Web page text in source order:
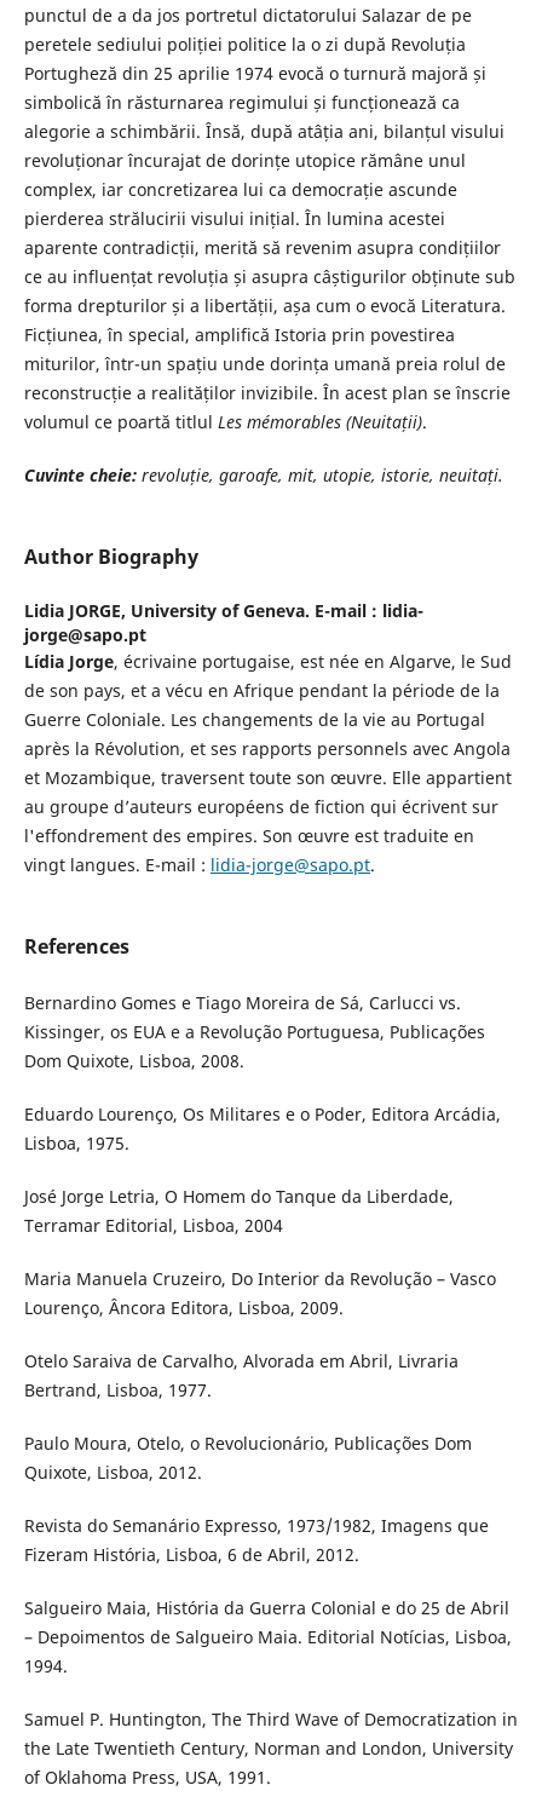
punctul de a da jos portretul dictatorului Salazar de pe
peretele sediului poliției politice la o zi după Revoluția
Portugheză din 25 aprilie 1974 evocă o turnură majoră și
simbolică în răsturnarea regimului și funcționează ca
alegorie a schimbării. Însă, după atâția ani, bilanțul visului
revoluționar încurajat de dorințe utopice rămâne unul
complex, iar concretizarea lui ca democrație ascunde
pierderea strălucirii visului inițial. În lumina acestei
aparente contradicții, merită să revenim asupra condițiilor
ce au influențat revoluția și asupra câștigurilor obținute sub
forma drepturilor și a libertății, așa cum o evocă Literatura.
Ficțiunea, în special, amplifică Istoria prin povestirea
miturilor, într-un spațiu unde dorința umană preia rolul de
reconstrucție a realităților invizibile. În acest plan se înscrie
volumul ce poartă titlul Les mémorables (Neuitații).
Cuvinte cheie: revoluție, garoafe, mit, utopie, istorie, neuitați.
Author Biography
Lidia JORGE, University of Geneva. E-mail : lidia-
jorge@sapo.pt
Lídia Jorge, écrivaine portugaise, est née en Algarve, le Sud
de son pays, et a vécu en Afrique pendant la période de la
Guerre Coloniale. Les changements de la vie au Portugal
après la Révolution, et ses rapports personnels avec Angola
et Mozambique, traversent toute son œuvre. Elle appartient
au groupe d’auteurs européens de fiction qui écrivent sur
l'effondrement des empires. Son œuvre est traduite en
vingt langues. E-mail : lidia-jorge@sapo.pt.
References
Bernardino Gomes e Tiago Moreira de Sá, Carlucci vs.
Kissinger, os EUA e a Revolução Portuguesa, Publicações
Dom Quixote, Lisboa, 2008.
Eduardo Lourenço, Os Militares e o Poder, Editora Arcádia,
Lisboa, 1975.
José Jorge Letria, O Homem do Tanque da Liberdade,
Terramar Editorial, Lisboa, 2004
Maria Manuela Cruzeiro, Do Interior da Revolução – Vasco
Lourenço, Âncora Editora, Lisboa, 2009.
Otelo Saraiva de Carvalho, Alvorada em Abril, Livraria
Bertrand, Lisboa, 1977.
Paulo Moura, Otelo, o Revolucionário, Publicações Dom
Quixote, Lisboa, 2012.
Revista do Semanário Expresso, 1973/1982, Imagens que
Fizeram História, Lisboa, 6 de Abril, 2012.
Salgueiro Maia, História da Guerra Colonial e do 25 de Abril
– Depoimentos de Salgueiro Maia. Editorial Notícias, Lisboa,
1994.
Samuel P. Huntington, The Third Wave of Democratization in
the Late Twentieth Century, Norman and London, University
of Oklahoma Press, USA, 1991.